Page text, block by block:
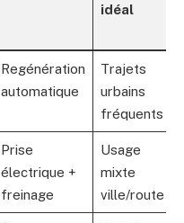
idéal
Regénération
automatique
Trajets
urbains
fréquents
Prise
électrique +
freinage
Usage
mixte
ville/route